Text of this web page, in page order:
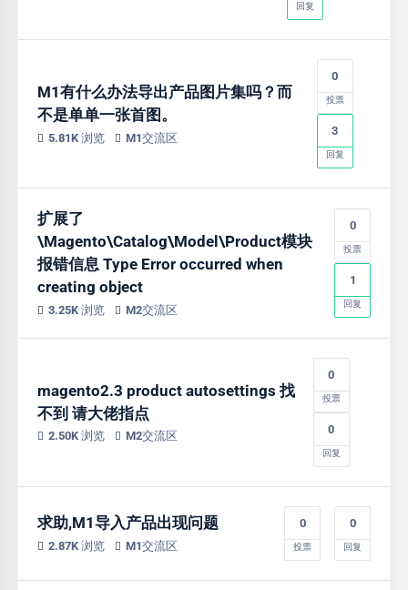
回复
M1有什么办法导出产品图片集吗？而
不是单单一张首图。
5.81K 浏览 M1交流区
0
投票
3
回复
扩展了
\Magento\Catalog\Model\Product模块
报错信息 Type Error occurred when
creating object
3.25K 浏览 M2交流区
0
投票
1
回复
magento2.3 product autosettings 找
不到 请大佬指点
2.50K 浏览 M2交流区
0
投票
0
回复
求助,M1导入产品出现问题
2.87K 浏览 M1交流区
0
投票
0
回复